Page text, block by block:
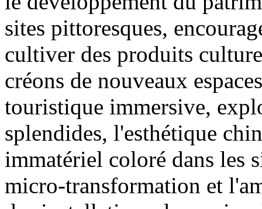
sites pittoresques,
cultiver des produits
créons de nouveaux
touristique immersive,
splendides, l'esthétique
immatériel coloré dans les
micro-transformation et